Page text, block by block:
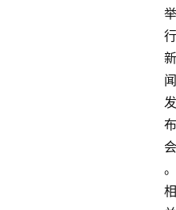
举
行
新
闻
发
布
会
。
相